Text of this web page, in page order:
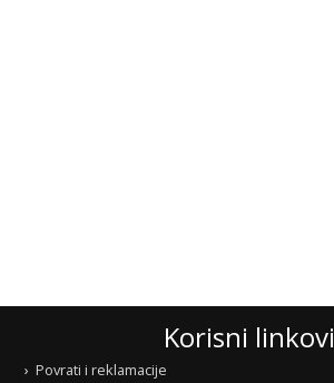
Korisni linkovi
Povrati i reklamacije